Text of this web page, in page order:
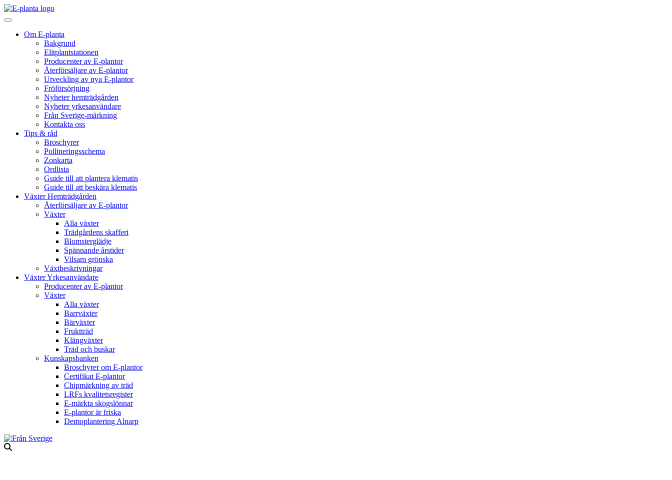
Hoppa till innehåll
Huvudnavigering
Om E-planta
Bakgrund
Elitplantstationen
Producenter av E-plantor
Återförsäljare av E-plantor
Utveckling av nya E-plantor
Fröförsörjning
Nyheter hemträdgården
Nyheter yrkesanvändare
Från Sverige-märkning
Kontakta oss
Tips & råd
Broschyrer
Pollineringsschema
Zonkarta
Ordlista
Guide till att plantera klematis
Guide till att beskära klematis
Växter Hemträdgården
Återförsäljare av E-plantor
Växter
Alla växter
Trädgårdens skafferi
Blomsterglädje
Spännande årstider
Vilsam grönska
Växtbeskrivningar
Växter Yrkesanvändare
Producenter av E-plantor
Växter
Alla växter
Barrväxter
Bärväxter
Fruktträd
Klängväxter
Träd och buskar
Kunskapsbanken
Broschyrer om E-plantor
Certifikat E-plantor
Chipmärkning av träd
LRFs kvalitetsregister
E-märkta skogslönnar
E-plantor är friska
Demoplantering Alnarp